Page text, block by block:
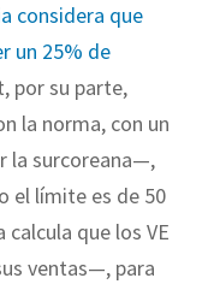
considera que
un 25% de
por su parte,
la norma, con un
la surcoreana—,
el límite es de 50
que los VE
ventas—, para